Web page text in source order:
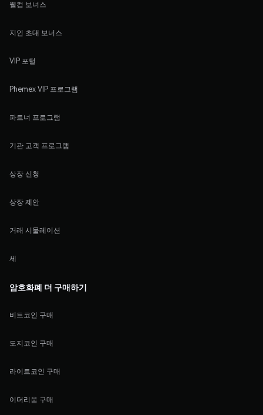
웰컴 보너스
지인 초대 보너스
VIP 포털
Phemex VIP 프로그램
파트너 프로그램
기관 고객 프로그램
상장 신청
상장 제안
거래 시물레이션
세
암호화폐 더 구매하기
비트코인 구매
도지코인 구매
라이트코인 구매
이더리움 구매